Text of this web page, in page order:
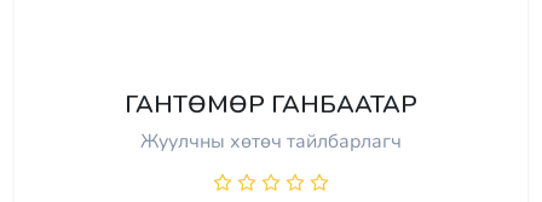
ГАНТӨМӨР ГАНБААТАР
Жуулчны хөтөч тайлбарлагч